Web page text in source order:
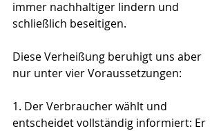
immer nachhaltiger lindern und
schließlich beseitigen.
Diese Verheißung beruhigt uns aber
nur unter vier Voraussetzungen:
1. Der Verbraucher wählt und
entscheidet vollständig informiert: Er